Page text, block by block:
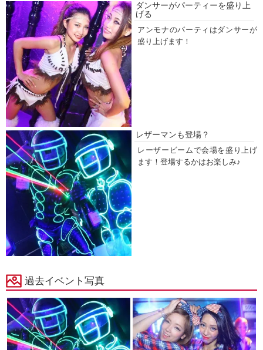
ダンサーがパーティーを盛り上
げる
アンモナのパーティはダンサーが
盛り上げます！
レザーマンも登場？
レーザービームで会場を盛り上げ
ます！登場するかはお楽しみ♪
過去イベント写真